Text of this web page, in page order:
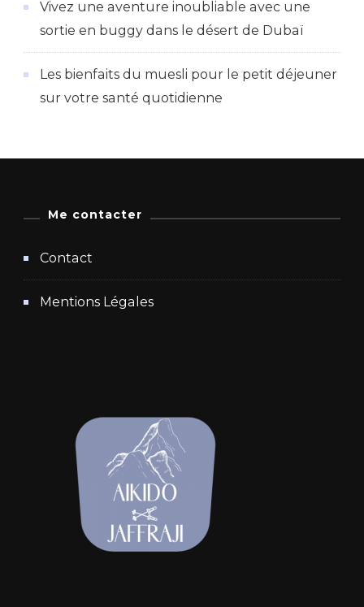
Vivez une aventure inoubliable avec une
sortie en buggy dans le désert de Dubaï
Les bienfaits du muesli pour le petit déjeuner
sur votre santé quotidienne
Me contacter
Contact
Mentions Légales